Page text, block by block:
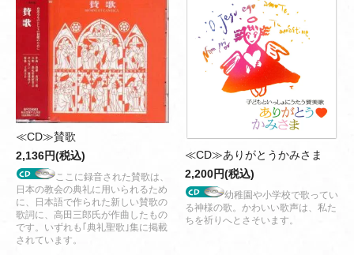
≪CD≫賛歌
2,136円(税込)
ここに録音された賛歌は、
日本の教会の典礼に用いられるため
に、日本語で作られた新しい賛歌の
歌詞に、高田三郎氏が作曲したもの
です。いずれも｢典礼聖歌｣集に掲載
されています。
≪CD≫ありがとうかみさま
2,200円(税込)
幼稚園や小学校で歌ってい
る神様の歌。かわいい歌声は、私た
ちを祈りへとさそいます。